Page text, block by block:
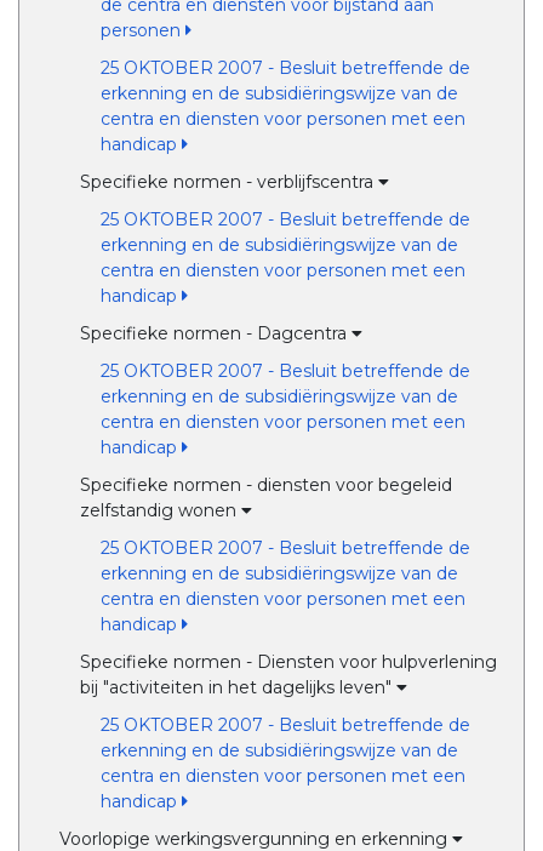
de centra en diensten voor bijstand aan
personen
25 OKTOBER 2007 - Besluit betreffende de
erkenning en de subsidiëringswijze van de
centra en diensten voor personen met een
handicap
Specifieke normen - verblijfscentra
25 OKTOBER 2007 - Besluit betreffende de
erkenning en de subsidiëringswijze van de
centra en diensten voor personen met een
handicap
Specifieke normen - Dagcentra
25 OKTOBER 2007 - Besluit betreffende de
erkenning en de subsidiëringswijze van de
centra en diensten voor personen met een
handicap
Specifieke normen - diensten voor begeleid
zelfstandig wonen
25 OKTOBER 2007 - Besluit betreffende de
erkenning en de subsidiëringswijze van de
centra en diensten voor personen met een
handicap
Specifieke normen - Diensten voor hulpverlening
bij "activiteiten in het dagelijks leven"
25 OKTOBER 2007 - Besluit betreffende de
erkenning en de subsidiëringswijze van de
centra en diensten voor personen met een
handicap
Voorlopige werkingsvergunning en erkenning